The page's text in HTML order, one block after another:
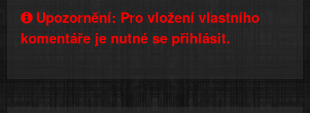
Upozornění: Pro vložení vlastního
komentáře je nutné se přihlásit.